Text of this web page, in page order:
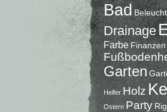
Bad
Drainage
Farbe Finanzen
Garten
Helfer Holz
Ostern Party